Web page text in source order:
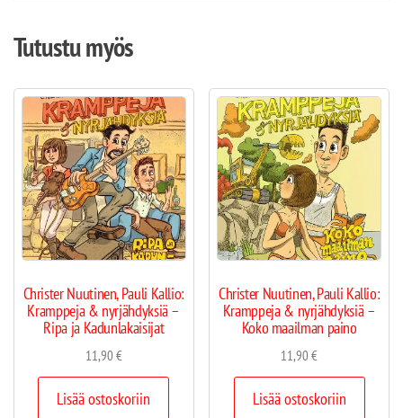
Tutustu myös
Christer Nuutinen, Pauli Kallio:
Kramppeja & nyrjähdyksiä –
Ripa ja Kadunlakaisijat
11,90€
Lisää ostoskoriin
Christer Nuutinen, Pauli Kallio:
Kramppeja & nyrjähdyksiä –
Koko maailman paino
11,90€
Lisää ostoskoriin